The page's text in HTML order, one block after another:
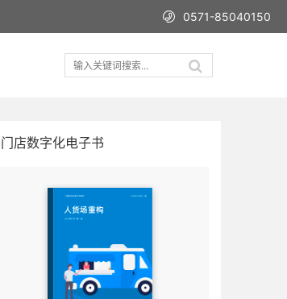
0571-85040150
门店数字化电子书